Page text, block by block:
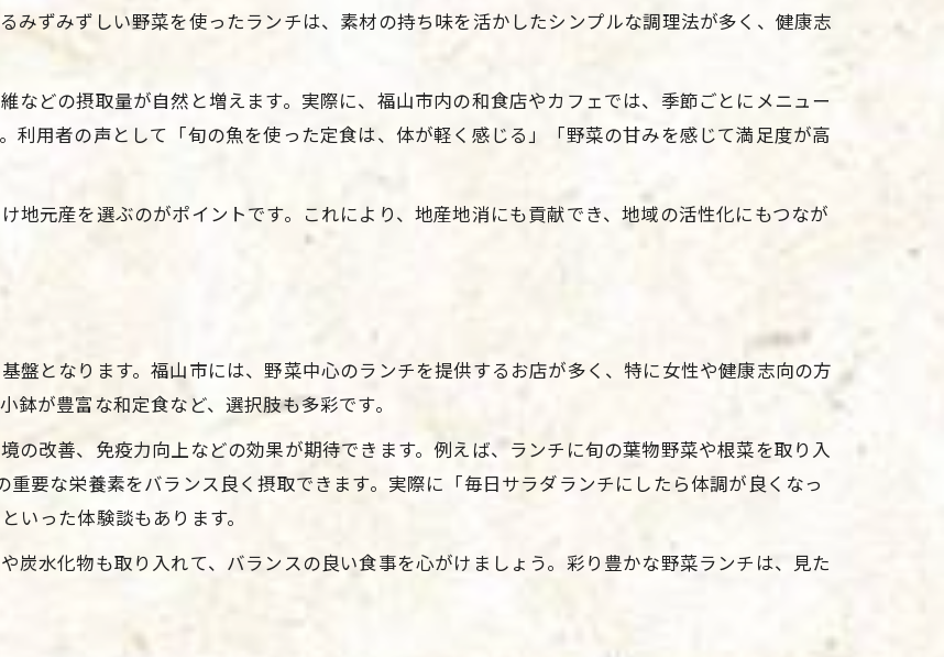
福山市の多彩な健康ランチご飯特集
栄養バランスが魅力の福山市ランチ健康
みずみずしい野菜を使ったランチは、素材の持ち味を活かしたシンプルな調理法が多く、健康志
などの摂取量が自然と増えます。実際に、福山市内の和食店やカフェでは、季節ごとにメニュー
利用者の声として「旬の魚を使った定食は、体が軽く感じる」「野菜の甘みを感じて満足度が高
地元産を選ぶのがポイントです。これにより、地産地消にも貢献でき、地域の活性化にもつなが
盤となります。福山市には、野菜中心のランチを提供するお店が多く、特に女性や健康志向の方
鉢が豊富な和定食など、選択肢も多彩です。
の改善、免疫力向上などの効果が期待できます。例えば、ランチに旬の葉物野菜や根菜を取り入
要な栄養素をバランス良く摂取できます。実際に「毎日サラダランチにしたら体調が良くなっ
いった体験談もあります。
炭水化物も取り入れて、バランスの良い食事を心がけましょう。彩り豊かな野菜ランチは、見た